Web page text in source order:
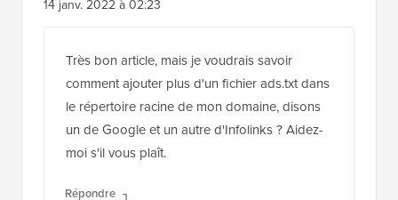
14 janv. 2022 à 02:23
Très bon article, mais je voudrais savoir
comment ajouter plus d'un fichier ads.txt dans
le répertoire racine de mon domaine, disons
un de Google et un autre d'Infolinks ? Aidez-
moi s'il vous plaît.
Répondre